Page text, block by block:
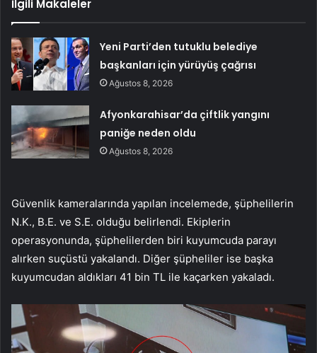
İlgili Makaleler
Yeni Parti’den tutuklu belediye
başkanları için yürüyüş çağrısı
Ağustos 8, 2026
Afyonkarahisar’da çiftlik yangını
paniğe neden oldu
Ağustos 8, 2026
Güvenlik kameralarında yapılan incelemede, şüphelilerin
N.K., B.E. ve S.E. olduğu belirlendi. Ekiplerin
operasyonunda, şüphelilerden biri kuyumcuda parayı
alırken suçüstü yakalandı. Diğer şüpheliler ise başka
kuyumcudan aldıkları 41 bin TL ile kaçarken yakaladı.